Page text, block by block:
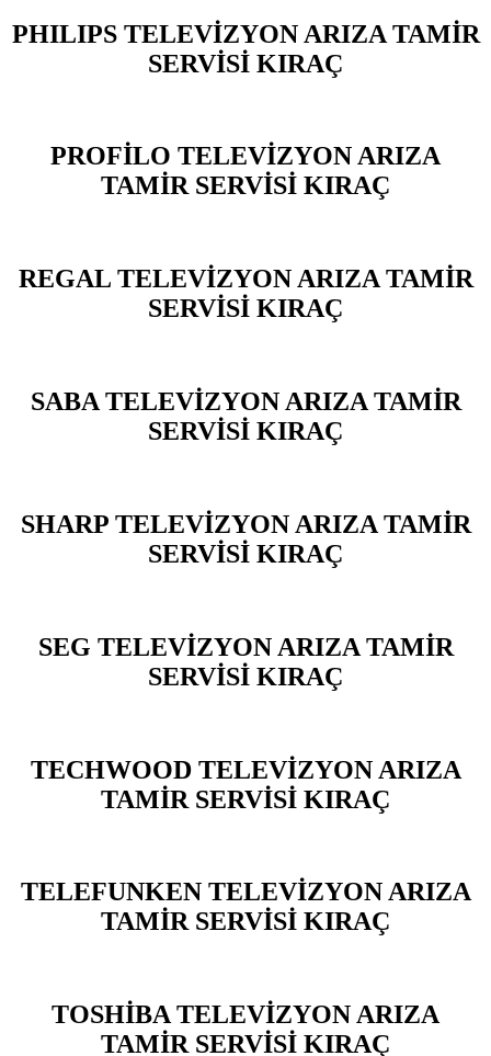
PHILIPS TELEVİZYON ARIZA TAMİR
SERVİSİ KIRAÇ
PROFİLO TELEVİZYON ARIZA
TAMİR SERVİSİ KIRAÇ
REGAL TELEVİZYON ARIZA TAMİR
SERVİSİ KIRAÇ
SABA TELEVİZYON ARIZA TAMİR
SERVİSİ KIRAÇ
SHARP TELEVİZYON ARIZA TAMİR
SERVİSİ KIRAÇ
SEG TELEVİZYON ARIZA TAMİR
SERVİSİ KIRAÇ
TECHWOOD TELEVİZYON ARIZA
TAMİR SERVİSİ KIRAÇ
TELEFUNKEN TELEVİZYON ARIZA
TAMİR SERVİSİ KIRAÇ
TOSHİBA TELEVİZYON ARIZA
TAMİR SERVİSİ KIRAÇ